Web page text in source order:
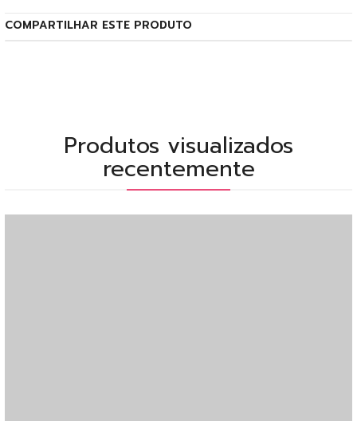
COMPARTILHAR ESTE PRODUTO
Produtos visualizados
recentemente